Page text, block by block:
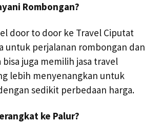
Rombongan?
door to door ke Travel Ciputat
untuk perjalanan rombongan dan
bisa juga memilih jasa travel
lebih menyenangkan untuk
sedikit perbedaan harga.
ke Palur?